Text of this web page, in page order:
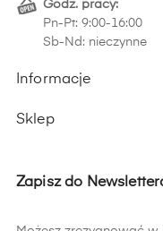
Godz. pracy:
Pn-Pt: 9:00-16:00
Sb-Nd: nieczynne
Informacje
Sklep
Zapisz do